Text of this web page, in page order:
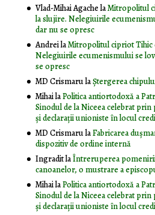
Vlad-Mihai AgachelaMitropolitul
la slujire. Nelegiuirile
dar nu se opresc
AndreilaMitropolitul cipriot Tihic
Nelegiuirile ecumenismului se
se opresc
MD CrismarulaŞtergerea
MihailaPolitica antiortodoxă a
Sinodul de la Niceea celebrat
și declarații unioniste în locul
MD CrismarulaFabricarea
dispozitiv de ordine internă
IngraditlaÎntreruperea
canoanelor, o mustrare a
MihailaPolitica antiortodoxă a
Sinodul de la Niceea celebrat
și declarații unioniste în locul